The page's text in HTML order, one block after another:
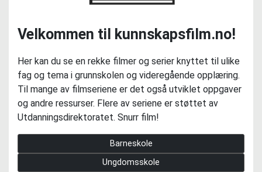
Velkommen til kunnskapsfilm.no!
Her kan du se en rekke filmer og serier knyttet til ulike
fag og tema i grunnskolen og videregående opplæring.
Til mange av filmseriene er det også utviklet oppgaver
og andre ressurser. Flere av seriene er støttet av
Utdanningsdirektoratet. Snurr film!
Barneskole
Ungdomsskole